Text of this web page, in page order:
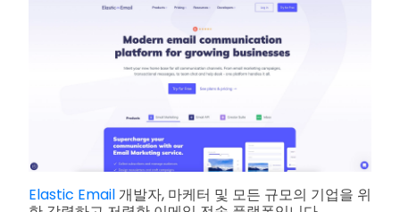
Elastic Email 개발자, 마케터 및 모든 규모의 기업을 위